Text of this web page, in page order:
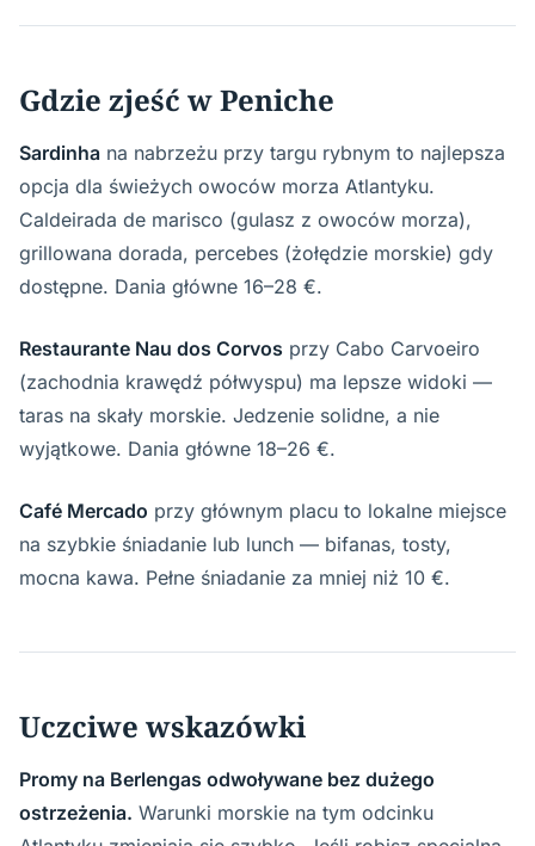
Gdzie zjeść w Peniche
Sardinha na nabrzeżu przy targu rybnym to najlepsza
opcja dla świeżych owoców morza Atlantyku.
Caldeirada de marisco (gulasz z owoców morza),
grillowana dorada, percebes (żołędzie morskie) gdy
dostępne. Dania główne 16–28 €.
Restaurante Nau dos Corvos przy Cabo Carvoeiro
(zachodnia krawędź półwyspu) ma lepsze widoki —
taras na skały morskie. Jedzenie solidne, a nie
wyjątkowe. Dania główne 18–26 €.
Café Mercado przy głównym placu to lokalne miejsce
na szybkie śniadanie lub lunch — bifanas, tosty,
mocna kawa. Pełne śniadanie za mniej niż 10 €.
Uczciwe wskazówki
Promy na Berlengas odwoływane bez dużego
ostrzeżenia. Warunki morskie na tym odcinku